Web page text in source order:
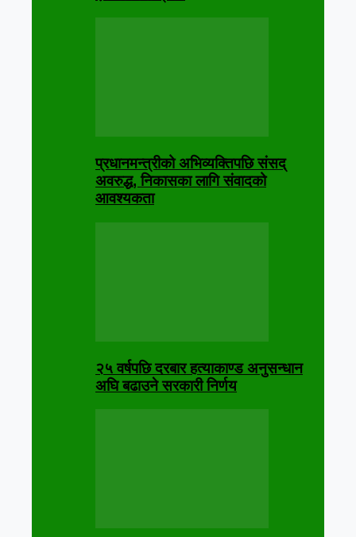
प्रधानमन्त्रीको अभिव्यक्तिपछि संसद्
अवरुद्ध, निकासका लागि संवादको
आवश्यकता
२५ वर्षपछि दरबार हत्याकाण्ड अनुसन्धान
अघि बढाउने सरकारी निर्णय